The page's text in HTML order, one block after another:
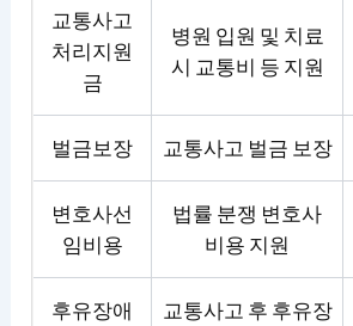
교통사고
처리지원
금
병원 입원 및 치료
시 교통비 등 지원
벌금보장 교통사고 벌금 보장
변호사선
임비용
법률 분쟁 변호사
비용 지원
후유장애
교통사고 후 후유장